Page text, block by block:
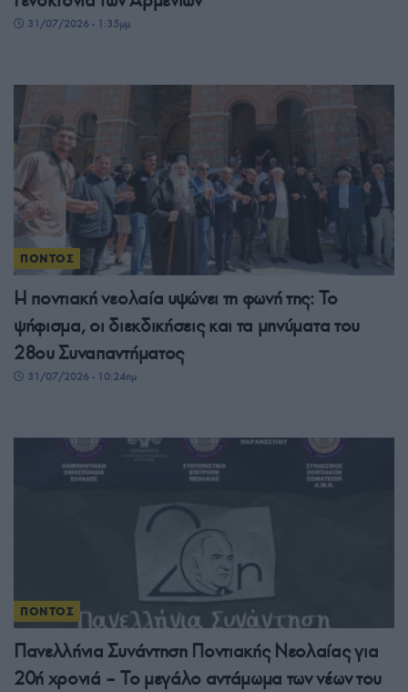
31/07/2026 - 1:35μμ
ΠΟΝΤΟΣ
Η ποντιακή νεολαία υψώνει τη φωνή της: Το
ψήφισμα, οι διεκδικήσεις και τα μηνύματα του
28ου Συναπαντήματος
31/07/2026 - 10:24πμ
ΠΟΝΤΟΣ
Πανελλήνια Συνάντηση Ποντιακής Νεολαίας για
20ή χρονιά – Το μεγάλο αντάμωμα των νέων του